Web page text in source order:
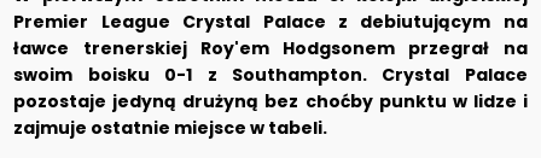
Premier League Crystal Palace z debiutującym na
ławce trenerskiej Roy'em Hodgsonem przegrał na
swoim boisku 0-1 z Southampton. Crystal Palace
pozostaje jedyną drużyną bez choćby punktu w lidze i
zajmuje ostatnie miejsce w tabeli.